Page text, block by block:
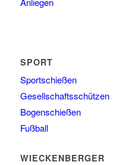
SPORT
Sportschießen
Gesellschaftsschützen
Bogenschießen
Fußball
WIECKENBERGER